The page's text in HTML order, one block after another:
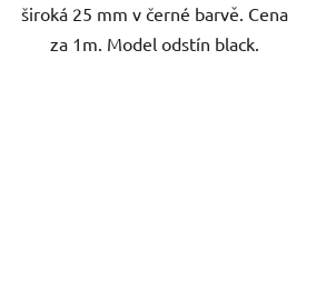
široká 25 mm v černé barvě. Cena
za 1m. Model odstín black.